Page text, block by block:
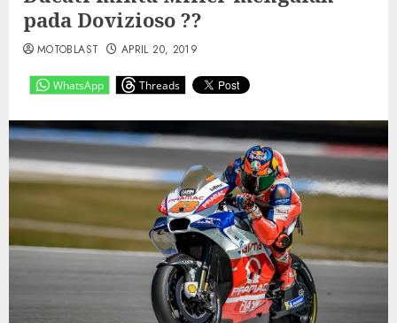
pada Dovizioso ??
WhatsApp Threads
MOTOBLAST APRIL 20, 2019